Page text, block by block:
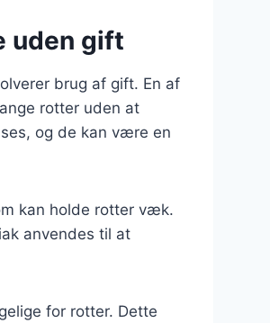
uden gift
brug af gift. En af
rotter uden at
og de kan være en
kan holde rotter væk.
anvendes til at
for rotter. Dette